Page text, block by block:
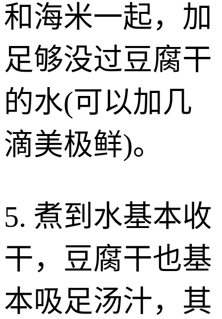
和海米一起，加
足够没过豆腐干
的水(可以加几
滴美极鲜)。
5. 煮到水基本收
干，豆腐干也基
本吸足汤汁，其